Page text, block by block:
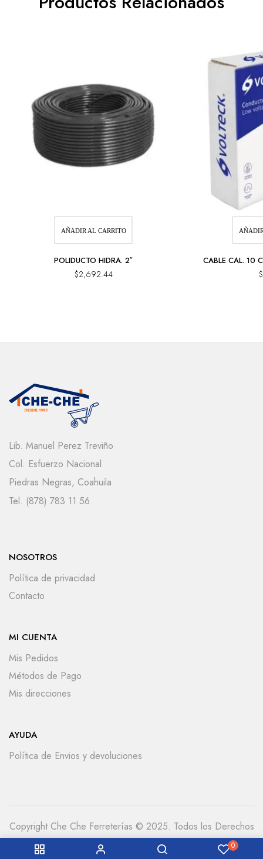
0
AÑADIR AL CARRITO
POLIDUCTO HIDRA. 2″
$2,692.44
CABLE CAL. 10
$
Lib. Manuel Perez Treviño
Col. Esfuerzo Nacional
Piedras Negras, Coahuila
Tel. (878) 783 11 56
NOSOTROS
Política de privacidad
Contacto
MI CUENTA
Mis Pedidos
Métodos de Pago
Mis direcciones
AYUDA
Política de Envios y devoluciones
Copyright Che Che Ferreterías © 2025. Todos los Derechos
Reservados